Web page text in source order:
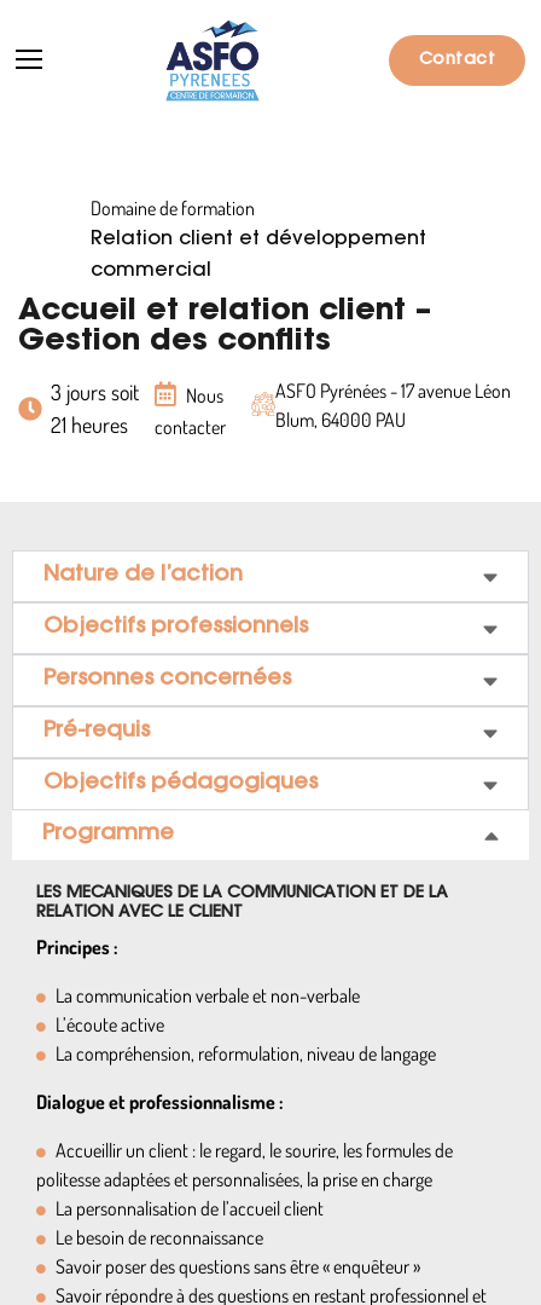
Contact
Formations
Particuliers
Entreprises
Actualités
Domaine de formation
Relation client et développement
commercial
Accueil et relation client –
Gestion des conflits
3 jours soit
21 heures
Nous
contacter
ASFO Pyrénées - 17 avenue Léon
Blum, 64000 PAU
Nature de l’action
Objectifs professionnels
Personnes concernées
Pré-requis
Objectifs pédagogiques
Programme
LES MECANIQUES DE LA COMMUNICATION ET DE LA
RELATION AVEC LE CLIENT
Principes :
La communication verbale et non-verbale
L’écoute active
La compréhension, reformulation, niveau de langage
Dialogue et professionnalisme :
Accueillir un client : le regard, le sourire, les formules de
politesse adaptées et personnalisées, la prise en charge
La personnalisation de l’accueil client
Le besoin de reconnaissance
Savoir poser des questions sans être « enquêteur »
Savoir répondre à des questions en restant professionnel et